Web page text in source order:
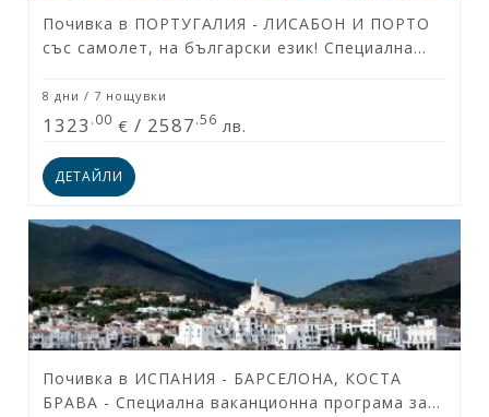
Почивка в ПОРТУГАЛИЯ - ЛИСАБОН И ПОРТО
със самолет, на български език! Специална
години & техните приятели!
8 дни / 7 нощувки
1323 .00 € / 2587.56 лв.
ДЕТАЙЛИ
Почивка в ИСПАНИЯ - БАРСЕЛОНА, КОСТА
БРАВА - Специална ваканционна програма за